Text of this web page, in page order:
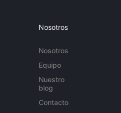
Nosotros
Nosotros
Equipo
Nuestro
blog
Contacto